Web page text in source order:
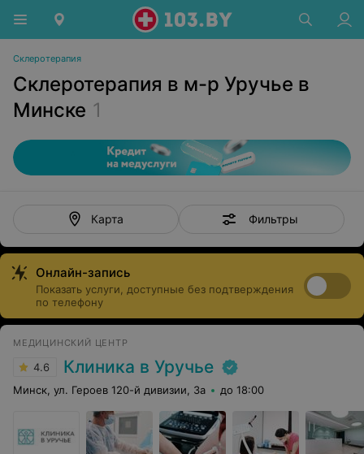
Склеротерапия
Склеротерапия в м-р Уручье в
Минске 1
Карта Фильтры
Онлайн-запись
Показать услуги, доступные без подтверждения
по телефону
МЕДИЦИНСКИЙ ЦЕНТР
4.6 Клиника в Уручье
Минск, ул. Героев 120-й дивизии, 3а до 18:00